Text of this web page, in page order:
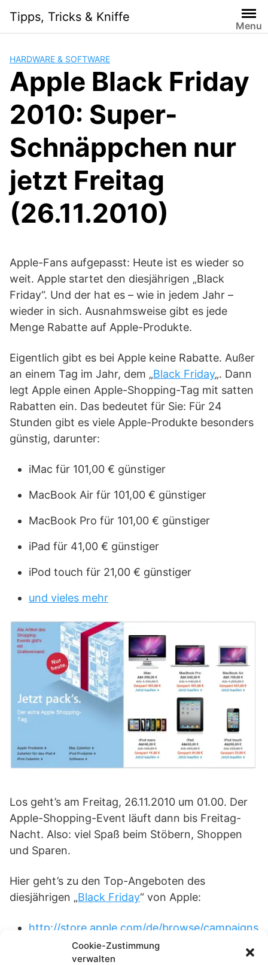
i
Tipps, Tricks & Kniffe
Menu
HARDWARE & SOFTWARE
Apple Black Friday
2010: Super-
Schnäppchen nur
jetzt Freitag
(26.11.2010)
Apple-Fans aufgepasst: Heute ist es wieder so
weit. Apple startet den diesjährigen „Black
Friday“. Und der hat es – wie in jedem Jahr –
wieder in sich. Ausnahmsweise gibt es jede
Menge Rabatte auf Apple-Produkte.
Eigentlich gibt es bei Apple keine Rabatte. Außer
an einem Tag im Jahr, dem „Black Friday„. Dann
legt Apple einen Apple-Shopping-Tag mit satten
Rabatten ein. Das bedeutet für Sie: Für 24
Stunden gibt es viele Apple-Produkte besonders
günstig, darunter:
iMac für 101,00 € günstiger
MacBook Air für 101,00 € günstiger
MacBook Pro für 101,00 € günstiger
iPad für 41,00 € günstiger
iPod touch für 21,00 € günstiger
und vieles mehr
Los geht’s am Freitag, 26.11.2010 um 01.00. Der
Apple-Shopping-Event läuft dann bis Freitag-
Nacht. Also: viel Spaß beim Stöbern, Shoppen
und Sparen.
Hier geht’s zu den Top-Angeboten des
diesjährigen „Black Friday“ von Apple:
http://store.apple.com/de/browse/campaigns
/holiday/giftguide/special_event
Cookie-Zustimmung
verwalten